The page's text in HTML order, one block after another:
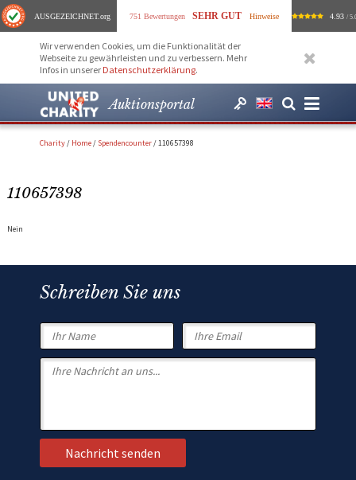
AUSGEZEICHNET.org 751 Bewertungen SEHR GUT Hinweise 4.93 /
Wir verwenden Cookies, um die Funktionalität der
Webseite zu gewährleisten und zu verbessern. Mehr
Infos in unserer Datenschutzerklärung.
Auktionsportal
Charity/ Home/ Spendencounter/110657398
110657398
Nein
Schreiben Sie uns